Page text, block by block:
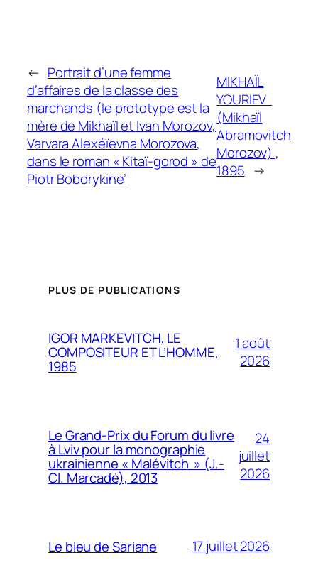
← Portrait d’une femme
d’affaires de la classe des
marchands (le prototype est la
mère de Mikhaïl et Ivan Morozov,
Varvara Alexéïevna Morozova,
dans le roman « Kitaï-gorod » de
Piotr Boborykine’
MIKHAÏL
YOURIEV
(Mikhaïl
Abramovitch
Morozov) ,
1895 →
PLUS DE PUBLICATIONS
IGOR MARKEVITCH, LE
COMPOSITEUR ET L’HOMME,
1985
1 août
2026
Le Grand-Prix du Forum du livre
à Lviv pour la monographie
ukrainienne « Malévitch » (J.-
Cl. Marcadé), 2013
24
juillet
2026
Le bleu de Sariane 17 juillet 2026